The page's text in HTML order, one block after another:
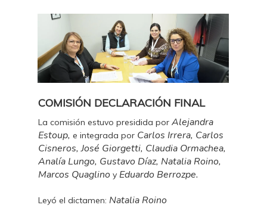
COMISIÓN DECLARACIÓN FINAL
La comisión estuvo presidida porAlejandra
Estoup,e integrada por Carlos Irrera, Carlos
Cisneros, José Giorgetti, Claudia Ormachea,
Analía Lungo, Gustavo Díaz, Natalia Roino,
Marcos Quaglino y Eduardo Berrozpe.
Leyó el dictamen: Natalia Roino